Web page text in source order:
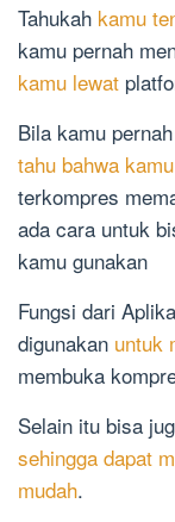
Tahukah kamu
kamu pernah
kamu lewat
Bila kamu
tahu bahwa
terkompres
ada cara untuk
kamu gunakan
Fungsi dari
digunakan untuk
membuka
Selain itu bisa
sehingga dapat
mudah.